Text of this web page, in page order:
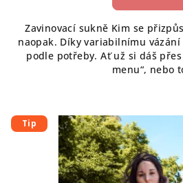
Zavinovací sukně Kim se
naopak. Díky variabilnímu
podle potřeby. Ať už si dáš
menu“, nebo
Tip